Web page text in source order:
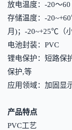
放电温度：-20～
存储温度：-
月)；-20~+25℃（
电池封装：PVC
锂电保护：短路保
保护,等
应用领域：加固显
产品特点
PVC工艺